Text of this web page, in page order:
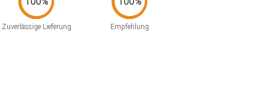
Zuverlässige Lieferung Empfehlung